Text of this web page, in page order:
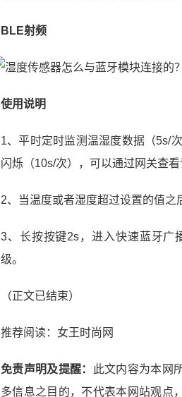
BLE射频
使用说明
1、平时定时监测温湿度数据（5s/
闪烁（10s/次），可以通过网关查看
2、当温度或者湿度超过设置的值之
3、长按按键2s，进入快速蓝牙广
级。
（正文已结束）
推荐阅读： 女王时尚网
免责声明及提醒：
此文内容为本网
多信息之目的，不代表本网站观点